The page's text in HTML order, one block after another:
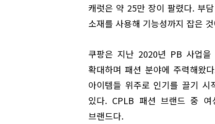
캐럿은 약 25만 장이 팔렸다. 부
소재를 사용해 기능성까지 잡은
쿠팡은 지난 2020년 PB 사업
확대하며 패션 분야에 주력해왔
아이템들 위주로 인기를 끌기 시
있다. CPLB 패션 브랜드 중
브랜드다.